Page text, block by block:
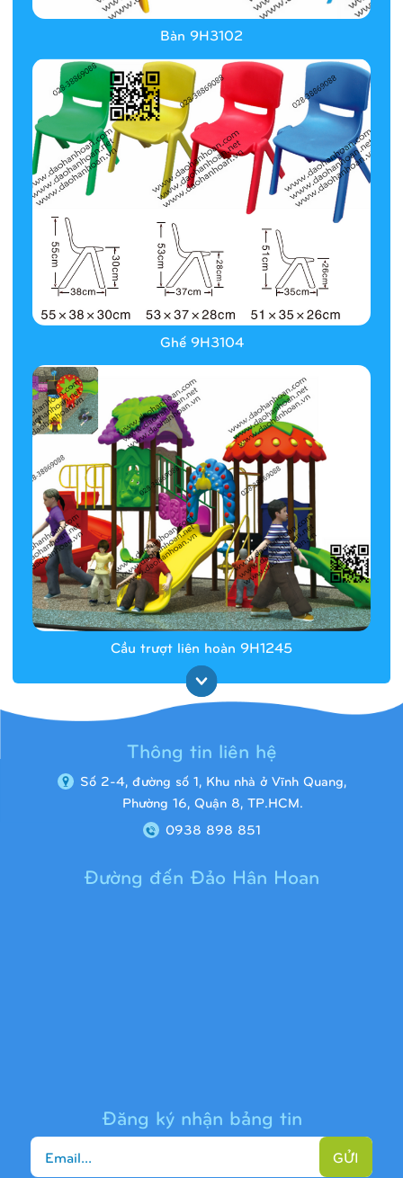
Bàn 9H3102
Ghế 9H3104
Cầu trượt liên hoàn 9H1245
Thông tin liên hệ
Số 2-4, đường số 1, Khu nhà ở Vĩnh Quang,
Phường 16, Quận 8, TP.HCM.
0938 898 851
Đường đến Đảo Hân Hoan
Đăng ký nhận bảng tin
GỬI